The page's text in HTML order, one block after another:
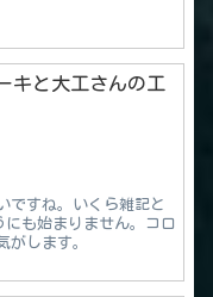
キと大工さんの工
ですね。いくら雑記と
も始まりません。コロ
がします。